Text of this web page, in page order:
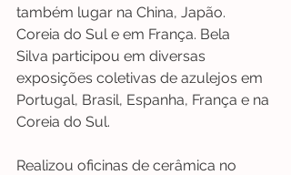
também lugar na China, Japão.
Coreia do Sul e em França. Bela
Silva participou em diversas
exposições coletivas de azulejos em
Portugal, Brasil, Espanha, França e na
Coreia do Sul.
Realizou oficinas de cerâmica no